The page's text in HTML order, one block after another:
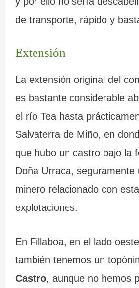
de transporte, rápido y
Extensión
La extensión original del
es bastante considerable
el río Tea hasta
Salvaterra de Miño, en
que hubo un castro bajo la
Doña Urraca, seguramente
minero relacionado con
explotaciones.
En Fillaboa, en el lado
también tenemos un
Castro, aunque no hemos